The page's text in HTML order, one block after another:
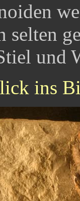
selten
und
ins